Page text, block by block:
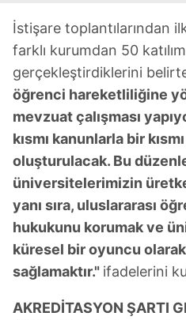
İstişare toplantılarından
farklı kurumdan 50
gerçekleştirdiklerini
öğrenci hareketliliğine
mevzuat çalışması
kısmı kanunlarla bir
oluşturulacak. Bu
üniversitelerimizin
yanı sıra, uluslararası
hukukunu korumak ve
küresel bir oyuncu olarak
sağlamaktır." ifadelerini
AKREDİTASYON ŞARTI